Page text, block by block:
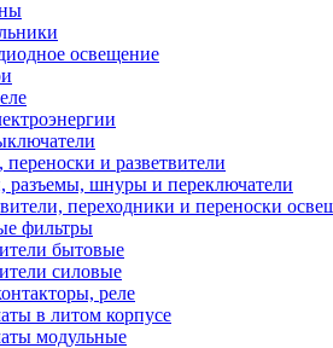
освещение
и разветвители
разъемы, шнуры и переключатели
переходники и переноски
фильтры
бытовые
силовые
реле
в литом корпусе
модульные